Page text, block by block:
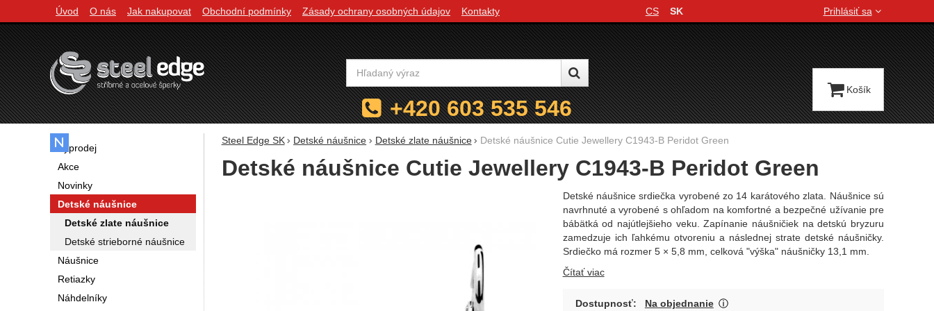
Steel Edge SK Detské náušnice Detské zlate náušnice Detské náušnice Cutie Jewellery C1943-B Peridot Green
Detské náušnice Cutie Jewellery C1943-B Peridot Green
Detské náušnice srdiečka vyrobené zo 14 karátového zlata. Náušnice sú
navrhnuté a vyrobené s ohľadom na komfortné a bezpečné užívanie pre
bábätká od najútlejšieho veku. Zapínanie náušničiek na detskú bryzuru
zamedzuje ich ľahkému otvoreniu a následnej strate detské náušničky.
Srdiečko má rozmer 5 × 5,8 mm, celková "výška" náušničky 13,1 mm.
Čítať viac
Dostupnosť: Na objednanie
Výprodej
Akce
Novinky
Detské náušnice
Detské zlate náušnice
Detské strieborné náušnice
Náušnice
Retiazky
Náhdelníky
Navigácia
Úvod O nás Jak nakupovat Obchodní podmínky Zásady ochrany osobných údajov Kontakty
Jazyková verzia
CS SK Prihlásiť sa
Vyhľadávanie
+420 603 535 546
Košík